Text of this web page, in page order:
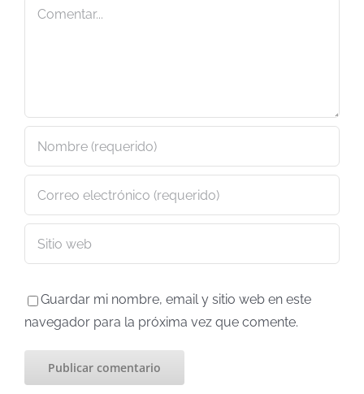
Comentar
Guardar mi nombre, email y sitio web en este
navegador para la próxima vez que comente.